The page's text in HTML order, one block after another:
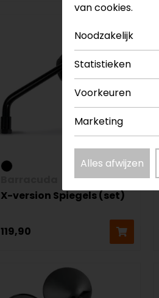
X-version Spiegels (set)
119,90
van cookies.
Noodzakelijk
Statistieken
Voorkeuren
Marketing
Alles afwijzen